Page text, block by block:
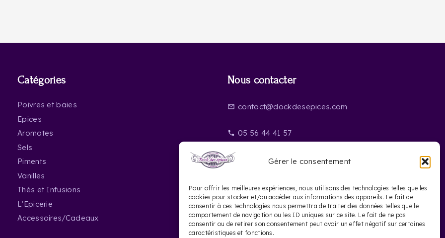
Gérer le consentement
Pour offrir les meilleures expériences, nous utilisons des technologies telles que les
cookies pour stocker et/ou accéder aux informations des appareils. Le fait de
consentir à ces technologies nous permettra de traiter des données telles que le
comportement de navigation ou les ID uniques sur ce site. Le fait de ne pas
consentir ou de retirer son consentement peut avoir un effet négatif sur certaines
caractéristiques et fonctions.
Catégories
Poivres et baies
Epices
Aromates
Sels
Piments
Vanilles
Thés et Infusions
L’Epicerie
Accessoires/Cadeaux
Nous contacter
mail_outline contact@dockdesepices.com
phone 05 56 44 41 57
location_on
20 Rue Saint-James